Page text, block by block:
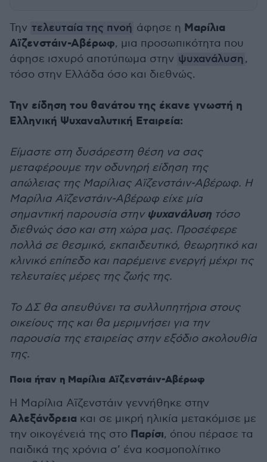
Την τελευταία της πνοή άφησε η Μαρίλια
Αϊζενστάιν-Αβέρωφ, μια προσωπικότητα που
άφησε ισχυρό αποτύπωμα στην ψυχανάλυση,
τόσο στην Ελλάδα όσο και διεθνώς.
Την είδηση του θανάτου της έκανε γνωστή η
Ελληνική Ψυχαναλυτική Εταιρεία:
Είμαστε στη δυσάρεστη θέση να σας
μεταφέρουμε την οδυνηρή είδηση της
απώλειας της Μαρίλιας Αϊζενστάιν-Αβέρωφ. Η
Μαρίλια Αϊζενστάιν-Αβέρωφ είχε μία
σημαντική παρουσία στην ψυχανάλυση τόσο
διεθνώς όσο και στη χώρα μας. Προσέφερε
πολλά σε θεσμικό, εκπαιδευτικό, θεωρητικό και
κλινικό επίπεδο και παρέμεινε ενεργή μέχρι τις
τελευταίες μέρες της ζωής της.
Το ΔΣ θα απευθύνει τα συλλυπητήρια στους
οικείους της και θα μεριμνήσει για την
παρουσία της εταιρείας στην εξόδιο ακολουθία
της.
Ποια ήταν η Μαρίλια Αϊζενστάιν-Αβέρωφ
Η Μαρίλια Αϊζενστάιν γεννήθηκε στην
Αλεξάνδρεια και σε μικρή ηλικία μετακόμισε με
την οικογένειά της στο Παρίσι, όπου πέρασε τα
παιδικά της χρόνια σ’ ένα κοσμοπολίτικο